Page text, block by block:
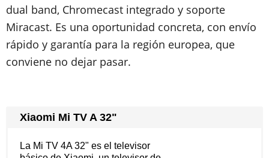
dual band, Chromecast integrado y soporte
Miracast. Es una oportunidad concreta, con envío
rápido y garantía para la región europea, que
conviene no dejar pasar.
Xiaomi Mi TV A 32"
La Mi TV 4A 32" es el televisor